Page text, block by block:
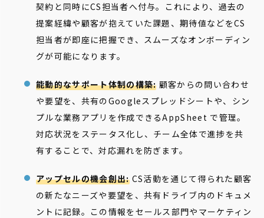
契約と同時にCS担当者へ付与。これにより、過去の
提案経緯や顧客が抱えていた課題、期待値などをCS
担当者が即座に把握でき、スムーズなオンボーディン
グが可能になります。
能動的なサポート体制の構築: 顧客からの問い合わせ
や要望を、共有のGoogleスプレッドシートや、シン
プルな業務アプリを作成できるAppSheet で管理。
対応状況をステータス化し、チーム全体で進捗を共
有することで、対応漏れを防ぎます。
アップセルの機会創出:CS活動を通じて得られた顧客
の新たなニーズや要望を、共有ドライブ内のドキュメ
ントに記録。この情報をセールス部門やマーケティン